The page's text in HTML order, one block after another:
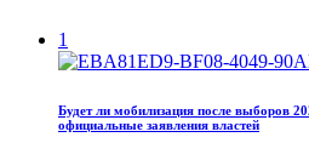
1
Будет ли мобилизация после выборов
официальные заявления властей